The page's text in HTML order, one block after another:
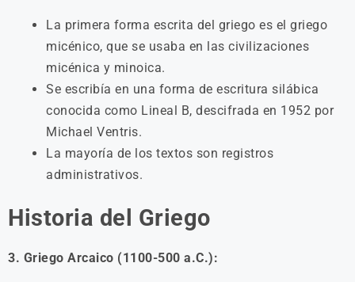
La primera forma escrita del griego es el griego
micénico, que se usaba en las civilizaciones
micénica y minoica.
Se escribía en una forma de escritura silábica
conocida como Lineal B, descifrada en 1952 por
Michael Ventris.
La mayoría de los textos son registros
administrativos.
Historia del Griego
3. Griego Arcaico (1100-500 a.C.):